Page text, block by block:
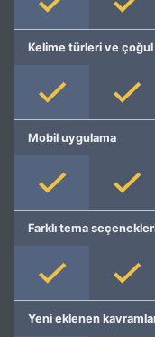
Kelime türleri ve çoğul
Mobil uygulama
Farklı tema
Yeni eklenen